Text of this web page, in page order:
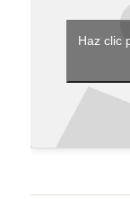
Haz clic